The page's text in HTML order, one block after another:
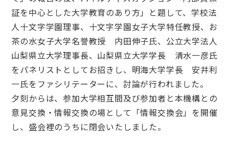
証を中心とした大学教育のあり方」と題して、学校法
人十文字学園理事、十文字学園女子大学特任教授、お
茶の水女子大学名誉教授 内田伸子氏、公立大学法人
山梨県立大学理事長、山梨県立大学学長 清水一彦氏
をパネリストとしてお招きし、明海大学学長 安井利
一氏をファシリテーターに、討論が行われました。
夕刻からは、参加大学相互間及び参加者と本機構との
意見交換・情報交換の場として「情報交換会」を開催
し、盛会裡のうちに閉会いたしました。